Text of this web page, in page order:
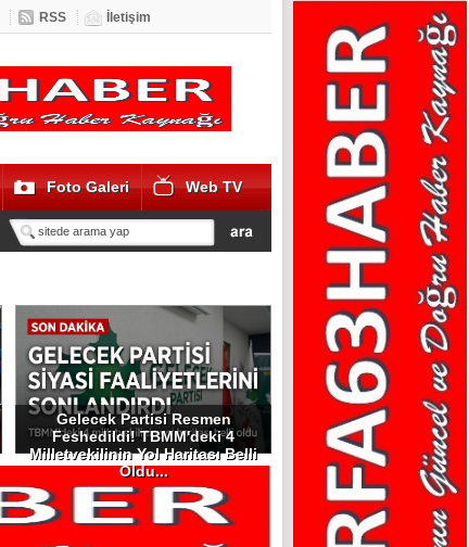
RSS İletişim
Foto Galeri Web TV
Gelecek Partisi Resmen
Feshedildi! TBMM'deki 4
Milletvekilinin Yol Haritası Belli
Oldu...